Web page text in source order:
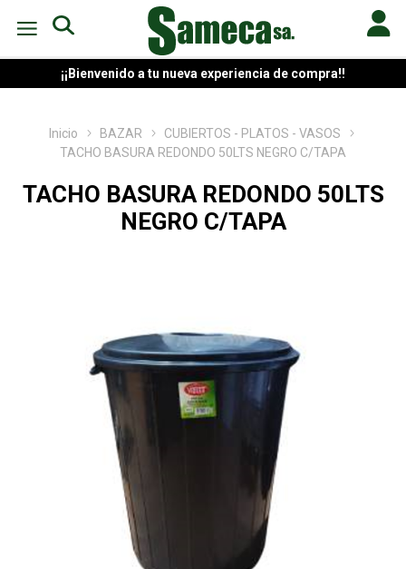
¡¡Bienvenido a tu nueva experiencia de compra!!
Inicio BAZAR
CUBIERTOS - PLATOS - VASOS
TACHO BASURA REDONDO 50LTS NEGRO C/TAPA
TACHO BASURA REDONDO 50LTS
NEGRO C/TAPA